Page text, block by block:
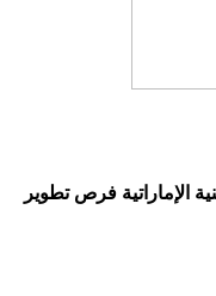
الإماراتية فرص تطوير